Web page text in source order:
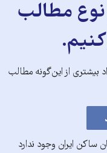
نوع مطالب
بیشتری از این‌گونه مطالب
ایران وجود ندارد